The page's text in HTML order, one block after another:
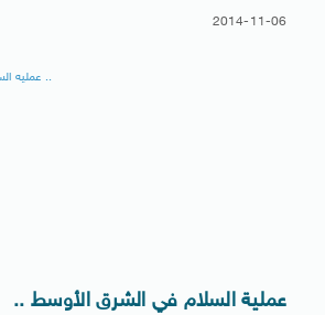
2014-11-06
عملية السلام في الشرق الأوسط ..